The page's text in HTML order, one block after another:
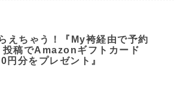
えちゃう！『My袴経由で予約
投稿でAmazonギフトカード
円分をプレゼント』